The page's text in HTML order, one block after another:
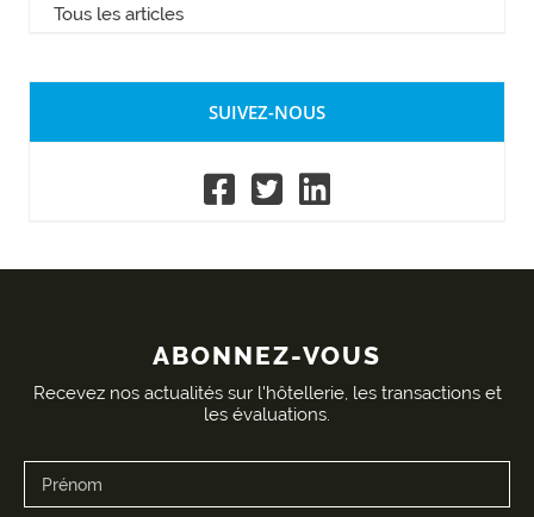
Tous les articles
SUIVEZ-NOUS
ABONNEZ-VOUS
Recevez nos actualités sur l'hôtellerie, les transactions et
les évaluations.